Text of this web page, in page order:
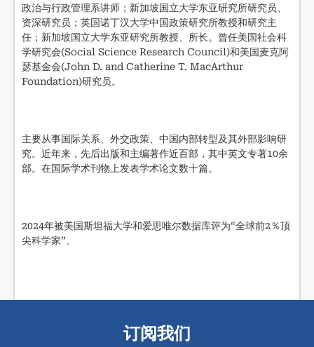
政治与行政管理系讲师；新加坡国立大学东亚研究所研究员、
资深研究员；英国诺丁汉大学中国政策研究所教授和研究主
任；新加坡国立大学东亚研究所教授、所长。曾任美国社会科
学研究会(Social Science Research Council)和美国麦克阿
瑟基金会(John D. and Catherine T. MacArthur
Foundation)研究员。
主要从事国际关系、外交政策、中国内部转型及其外部影响研
究。近年来，先后出版和主编著作近百部，其中英文专著10余
部。在国际学术刊物上发表学术论文数十篇。
2024年被美国斯坦福大学和爱思唯尔数据库评为“全球前2％顶
尖科学家”。
订阅我们